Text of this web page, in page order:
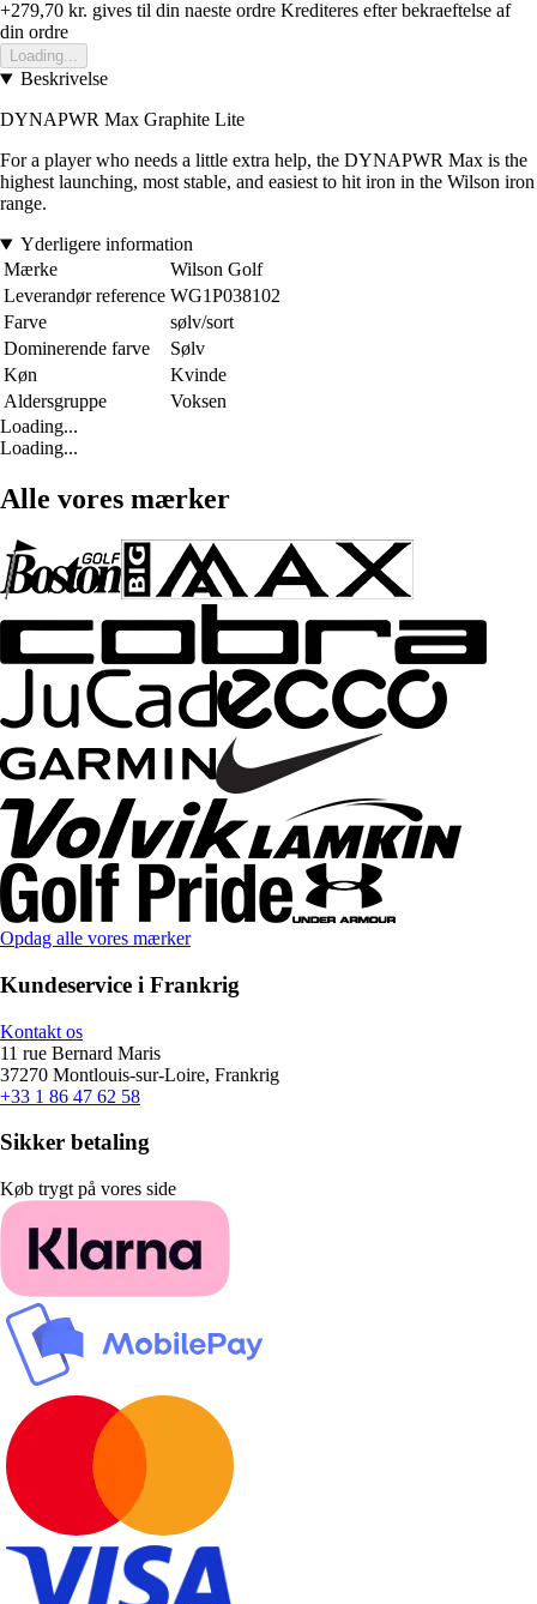
+279,70 kr. gives til din naeste ordre Krediteres efter bekraeftelse af
din ordre
Loading...
Beskrivelse
DYNAPWR Max Graphite Lite
For a player who needs a little extra help, the DYNAPWR Max is the
highest launching, most stable, and easiest to hit iron in the Wilson iron
range.
Yderligere information
Mærke
Wilson Golf
Leverandør reference WG1P038102
Farve
sølv/sort
Dominerende farve
Sølv
Køn
Kvinde
Aldersgruppe
Voksen
Loading...
Loading...
Alle vores mærker
Opdag alle vores mærker
Kundeservice i Frankrig
Kontakt os
11 rue Bernard Maris
37270 Montlouis-sur-Loire, Frankrig
+33 1 86 47 62 58
Sikker betaling
Køb trygt på vores side